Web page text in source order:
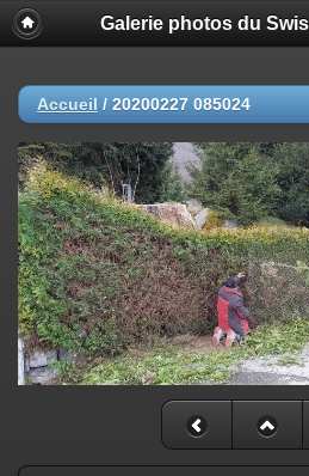
Galerie photos du
Accueil / 20200227 085024